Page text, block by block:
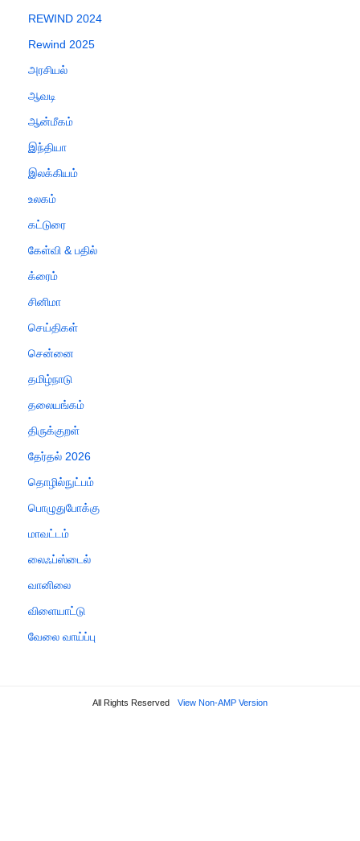
REWIND 2024
Rewind 2025
அரசியல்
ஆவடி
ஆன்மீகம்
இந்தியா
இலக்கியம்
உலகம்
கட்டுரை
கேள்வி & பதில்
க்ரைம்
சினிமா
செய்திகள்
சென்னை
தமிழ்நாடு
தலையங்கம்
திருக்குறள்
தேர்தல் 2026
தொழில்நுட்பம்
பொழுதுபோக்கு
மாவட்டம்
லைஃப்ஸ்டைல்
வானிலை
விளையாட்டு
வேலை வாய்ப்பு
All Rights Reserved View Non-AMP Version